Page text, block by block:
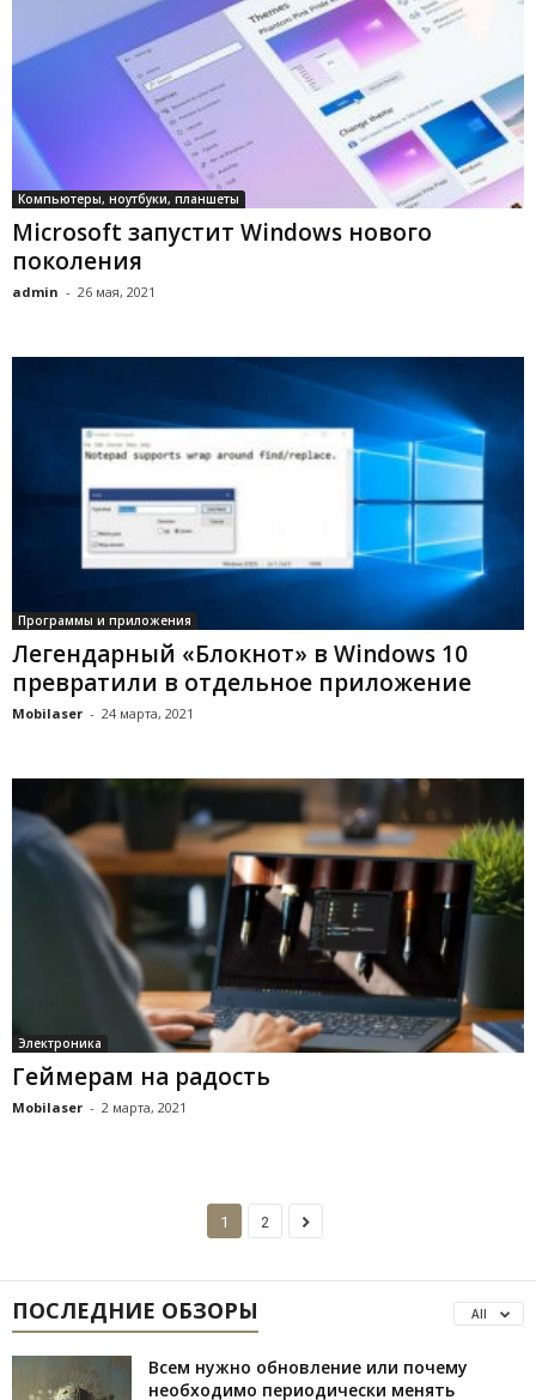
Компьютеры, ноутбуки, планшеты
Microsoft запустит Windows нового
поколения
admin - 26 мая, 2021
Программы и приложения
Легендарный «Блокнот» в Windows 10
превратили в отдельное приложение
Mobilaser - 24 марта, 2021
Электроника
Геймерам на радость
Mobilaser - 2 марта, 2021
1 2
ПОСЛЕДНИЕ ОБЗОРЫ All
Всем нужно обновление или почему
необходимо периодически менять